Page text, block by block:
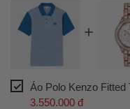
Áo Polo Kenzo Fitted
3.550.000 đ